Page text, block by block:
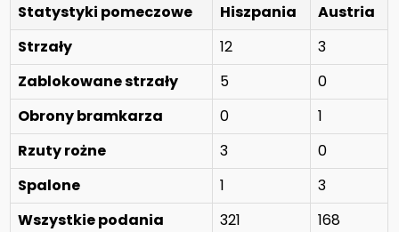
Statystyki pomeczowe Hiszpania
Austria
Strzały
12
3
Zablokowane strzały
5
0
Obrony bramkarza
0
1
Rzuty rożne
3
0
Spalone
1
3
Wszystkie podania
321
168